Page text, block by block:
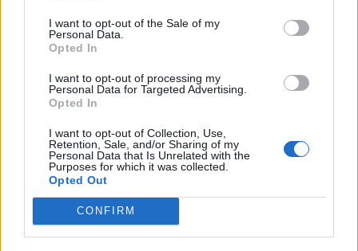
I want to opt-out of the Sale of my
Personal Data.
Opted In
I want to opt-out of processing my
Personal Data for Targeted Advertising.
Opted In
I want to opt-out of Collection, Use,
Retention, Sale, and/or Sharing of my
Personal Data that Is Unrelated with the
Purposes for which it was collected.
Opted Out
CONFIRM
Elyna Robbs: Adéle és az örökölt árnyak
A világ legismertebb ruhái